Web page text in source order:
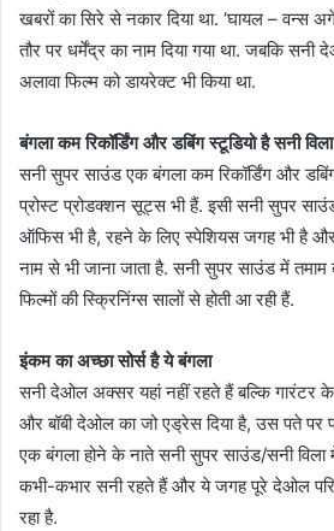
खबरों का सिरे से नकार दिया था. ‘घायल – वन्स
तौर पर धर्मेंद्र का नाम दिया गया था. जबकि
अलावा फिल्म को डायरेक्ट भी किया था.
बंगला कम रिकॉर्डिंग और डबिंग स्टूडियो है सनी विला
सनी सुपर साउंड एक बंगला कम रिकॉर्डिंग और
प्रोस्ट प्रोडक्शन सूट्स भी हैं. इसी सनी सुपर
ऑफिस भी है, रहने के लिए स्पेशियस जगह भी है और
नाम से भी जाना जाता है. सनी सुपर साउंड में तमाम
फिल्मों की स्क्रिनिंग्स सालों से होती आ रही हैं.
इंकम का अच्छा सोर्स है ये बंगला
सनी देओल अक्सर यहां नहीं रहते हैं बल्कि गारंटर के
और बॉबी देओल का जो एड्रेस दिया है, उस पते पर
एक बंगला होने के नाते सनी सुपर साउंड/सनी
कभी-कभार सनी रहते हैं और ये जगह पूरे देओल
रहा है.